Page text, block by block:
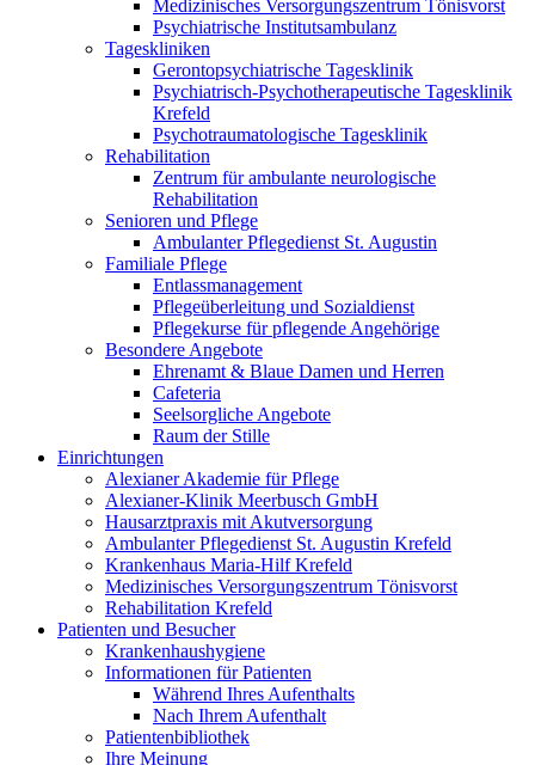
Medizinisches Versorgungszentrum Tönisvorst
Psychiatrische Institutsambulanz
Tageskliniken
Gerontopsychiatrische Tagesklinik
Psychiatrisch-Psychotherapeutische Tagesklinik
Krefeld
Psychotraumatologische Tagesklinik
Rehabilitation
Zentrum für ambulante neurologische
Rehabilitation
Senioren und Pflege
Ambulanter Pflegedienst St. Augustin
Familiale Pflege
Entlassmanagement
Pflegeüberleitung und Sozialdienst
Pflegekurse für pflegende Angehörige
Besondere Angebote
Ehrenamt & Blaue Damen und Herren
Cafeteria
Seelsorgliche Angebote
Raum der Stille
Einrichtungen
Alexianer Akademie für Pflege
Alexianer-Klinik Meerbusch GmbH
Hausarztpraxis mit Akutversorgung
Ambulanter Pflegedienst St. Augustin Krefeld
Krankenhaus Maria-Hilf Krefeld
Medizinisches Versorgungszentrum Tönisvorst
Rehabilitation Krefeld
Patienten und Besucher
Krankenhaushygiene
Informationen für Patienten
Während Ihres Aufenthalts
Nach Ihrem Aufenthalt
Patientenbibliothek
Ihre Meinung